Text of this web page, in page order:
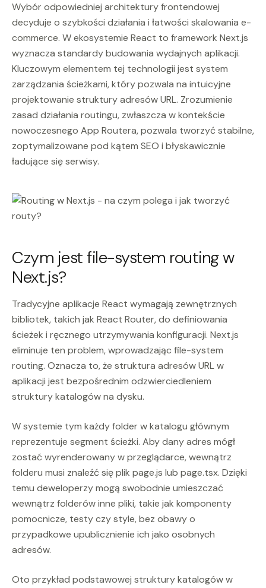
Wybór odpowiedniej architektury frontendowej
decyduje o szybkości działania i łatwości skalowania e-
commerce. W ekosystemie React to framework Next.js
wyznacza standardy budowania wydajnych aplikacji.
Kluczowym elementem tej technologii jest system
zarządzania ścieżkami, który pozwala na intuicyjne
projektowanie struktury adresów URL. Zrozumienie
zasad działania routingu, zwłaszcza w kontekście
nowoczesnego App Routera, pozwala tworzyć stabilne,
zoptymalizowane pod kątem SEO i błyskawicznie
ładujące się serwisy.
Czym jest file-system routing w
Next.js?
Tradycyjne aplikacje React wymagają zewnętrznych
bibliotek, takich jak React Router, do definiowania
ścieżek i ręcznego utrzymywania konfiguracji. Next.js
eliminuje ten problem, wprowadzając file-system
routing. Oznacza to, że struktura adresów URL w
aplikacji jest bezpośrednim odzwierciedleniem
struktury katalogów na dysku.
W systemie tym każdy folder w katalogu głównym
reprezentuje segment ścieżki. Aby dany adres mógł
zostać wyrenderowany w przeglądarce, wewnątrz
folderu musi znaleźć się plik page.js lub page.tsx. Dzięki
temu deweloperzy mogą swobodnie umieszczać
wewnątrz folderów inne pliki, takie jak komponenty
pomocnicze, testy czy style, bez obawy o
przypadkowe upublicznienie ich jako osobnych
adresów.
Oto przykład podstawowej struktury katalogów w